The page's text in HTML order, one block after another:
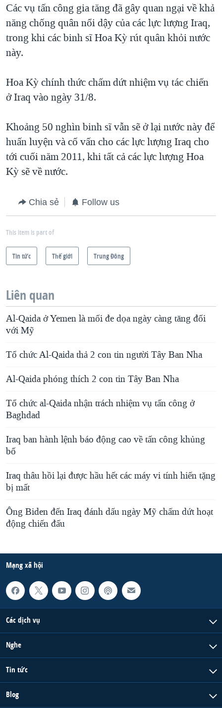
NGƯ DÂN VIỆT VÀ LÀN SÓNG TRỘM HẢI SÂM
BÊN KIA QUỐC LỘ: TIẾNG VỌNG TỪ NÔNG THÔN MỸ
QUAN HỆ VIỆT MỸ
Các vụ tấn công gia tăng đã gây quan ngại về khả
năng chống quân nổi dậy của các lực lượng Iraq,
trong khi các binh sĩ Hoa Kỳ rút quân khỏi nước
này.
Hoa Kỳ chính thức chấm dứt nhiệm vụ tác chiến
ở Iraq vào ngày 31/8.
Khoảng 50 nghìn binh sĩ vẫn sẽ ở lại nước này để
huấn luyện và cố vấn cho các lực lượng Iraq cho
tới cuối năm 2011, khi tất cả các lực lượng Hoa
Kỳ sẽ về nước.
Chia sẻ Follow us
This item is part of
Tin tức Thế giới Trung Ðông
Liên quan
Al-Qaida ở Yemen là mối đe dọa ngày càng tăng đối
với Mỹ
Tổ chức Al-Qaida thả 2 con tin người Tây Ban Nha
Al-Qaida phóng thích 2 con tin Tây Ban Nha
Tổ chức al-Qaida nhận trách nhiệm vụ tấn công ở
Baghdad
Iraq ban hành lệnh báo động cao về tấn công khủng
bố
Iraq thâu hồi lại được hầu hết các máy vi tính hiến tặng
bị mất
Ông Biden đến Iraq đánh dấu ngày Mỹ chấm dứt hoạt
động chiến đấu
Mạng xã hội
Các dịch vụ
Nghe
Tin tức
Blog